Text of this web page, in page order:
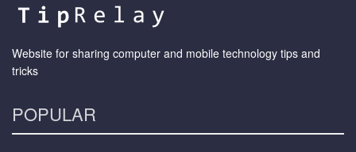
Website for sharing computer and mobile technology tips and
tricks
POPULAR